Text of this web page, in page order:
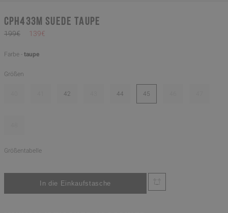
CPH433M suede taupe
199€ 139€
Farbe - taupe
Größen
42 44 45
Größentabelle